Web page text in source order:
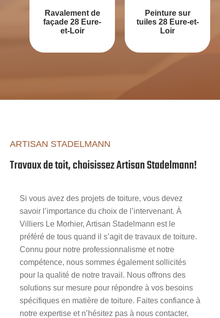
Ravalement de
façade 28 Eure-
et-Loir
Peinture sur
tuiles 28 Eure-et-
Loir
ARTISAN STADELMANN
Travaux de toit, choisissez Artisan Stadelmann!
Si vous avez des projets de toiture, vous devez
savoir l’importance du choix de l’intervenant. À
Villiers Le Morhier, Artisan Stadelmann est le
préféré de tous quand il s’agit de travaux de toiture.
Connu pour notre professionnalisme et notre
compétence, nous sommes également sollicités
pour la qualité de notre travail. Nous offrons des
solutions sur mesure pour répondre à vos besoins
spécifiques en matière de toiture. Faites confiance à
notre expertise et n’hésitez pas à nous contacter,